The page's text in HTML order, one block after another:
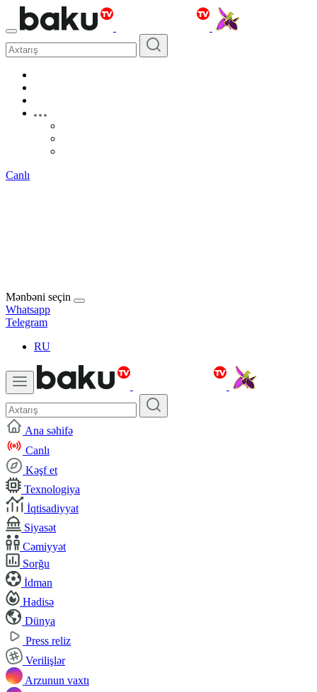
Canlı
Mənbəni seçin
Whatsapp
Telegram
RU
Ana səhifə
Canlı
Kəşf et
Texnologiya
İqtisadiyyat
Siyasət
Cəmiyyət
Sorğu
İdman
Hadisə
Dünya
Press reliz
Verilişlər
Arzunun vaxtı